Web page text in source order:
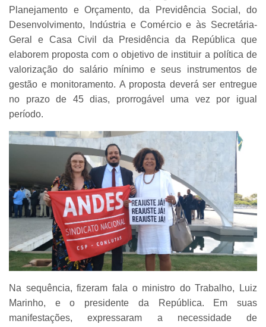
Planejamento e Orçamento, da Previdência Social, do
Desenvolvimento, Indústria e Comércio e às Secretária-
Geral e Casa Civil da Presidência da República que
elaborem proposta com o objetivo de instituir a política de
valorização do salário mínimo e seus instrumentos de
gestão e monitoramento. A proposta deverá ser entregue
no prazo de 45 dias, prorrogável uma vez por igual
período.
Na sequência, fizeram fala o ministro do Trabalho, Luiz
Marinho, e o presidente da República. Em suas
manifestações, expressaram a necessidade de